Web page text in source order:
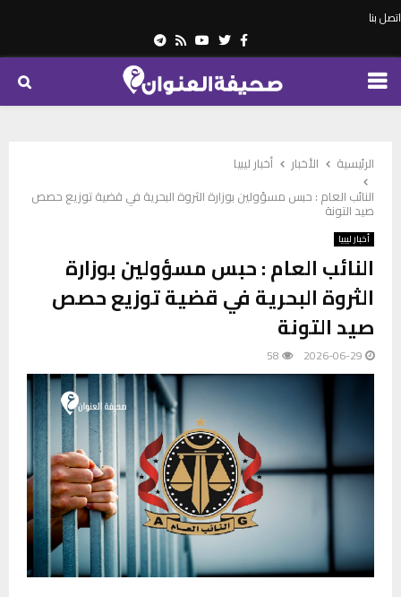
اتصل بنا
Facebook
Twitter
Youtube
Rss
Telegram
PRIMARY
الرئيسية الأخبار
أخبار ليبيا
النائب العام : حبس مسؤولين بوزارة الثروة البحرية في قضية توزيع حصص
صيد التونة
أخبار ليبيا
النائب العام : حبس مسؤولين بوزارة
الثروة البحرية في قضية توزيع حصص
صيد التونة
2026-06-29
58